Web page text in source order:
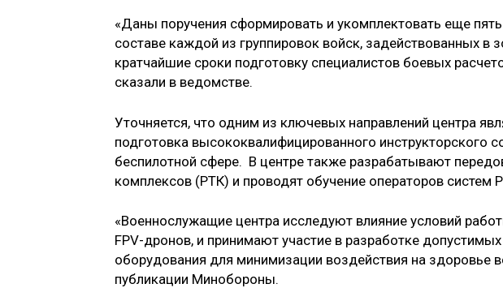
«Даны поручения сформировать и укомплектовать еще
составе каждой из группировок войск, задействованных в
кратчайшие сроки подготовку специалистов боевых
сказали в ведомстве.
Уточняется, что одним из ключевых направлений центра
подготовка высококвалифицированного инструкторского
беспилотной сфере. В центре также разрабатывают
комплексов (РТК) и проводят обучение операторов систем
«Военнослужащие центра исследуют влияние условий
FPV-дронов, и принимают участие в разработке допустимых
оборудования для минимизации воздействия на здоровье
публикации Минобороны.